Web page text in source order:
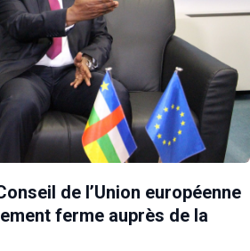
de l’Union européenne
ferme auprès de la